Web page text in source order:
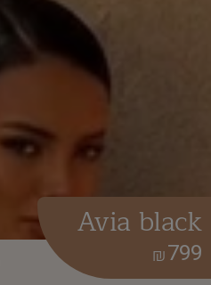
Avia black
799
₪